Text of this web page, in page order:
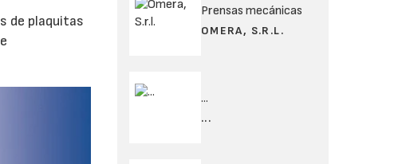
de plaquitas
Prensas mecánicas
OMERA, S.R.L.
...
...